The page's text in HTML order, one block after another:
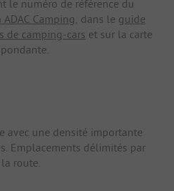
le numéro de référence du
Camping, dans le guide
de camping-cars et sur la carte
avec une densité importante
Emplacements délimités par
route.